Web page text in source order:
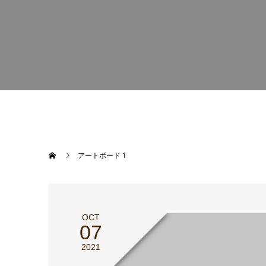
アートボード 1
OCT
07
2021